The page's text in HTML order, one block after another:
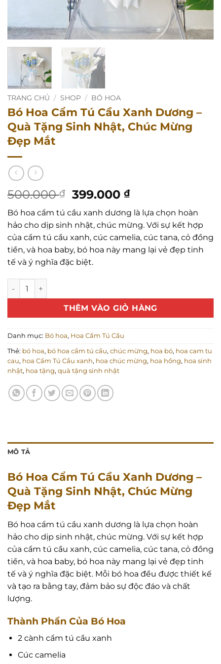
TRANG CHỦ / SHOP / BÓ HOA
Bó Hoa Cẩm Tú Cầu Xanh Dương –
Quà Tặng Sinh Nhật, Chúc Mừng
Đẹp Mắt
500.000₫
Giá
gốc
là:
500.000 ₫.
399.000₫Giá
hiện
tại
là:
399.000 ₫.
Bó hoa cẩm tú cầu xanh dương là lựa chọn hoàn
hảo cho dịp sinh nhật, chúc mừng. Với sự kết hợp
của cẩm tú cầu xanh, cúc camelia, cúc tana, cỏ đồng
tiền, và hoa baby, bó hoa này mang lại vẻ đẹp tinh
tế và ý nghĩa đặc biệt.
Bó Hoa Cẩm Tú Cầu Xanh Dương - Quà Tặng Sinh Nhật,
THÊM VÀO GIỎ HÀNG
Danh mục: Bó hoa, Hoa Cẩm Tú Cầu
Thẻ: bó hoa, bó hoa cẩm tú cầu, chúc mừng, hoa bó, hoa cam tu
cau, hoa Cẩm Tú Cầu xanh, hoa chúc mừng, hoa hồng, hoa sinh
nhật, hoa tặng, quà tặng sinh nhật
MÔ TẢ
Bó Hoa Cẩm Tú Cầu Xanh Dương –
Quà Tặng Sinh Nhật, Chúc Mừng
Đẹp Mắt
Bó hoa cẩm tú cầu xanh dương là lựa chọn hoàn
hảo cho dịp sinh nhật, chúc mừng. Với sự kết hợp
của cẩm tú cầu xanh, cúc camelia, cúc tana, cỏ đồng
tiền, và hoa baby, bó hoa này mang lại vẻ đẹp tinh
tế và ý nghĩa đặc biệt. Mỗi bó hoa đều được thiết kế
và tạo ra bằng tay, đảm bảo sự độc đáo và chất
lượng.
Thành Phần Của Bó Hoa
2 cành cẩm tú cầu xanh
Cúc camelia